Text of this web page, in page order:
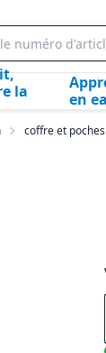
la
en
coffre et